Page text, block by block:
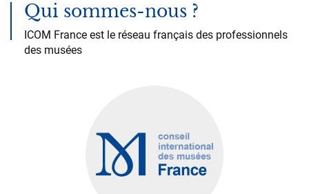
Qui sommes-nous ?
ICOM France est le réseau français des professionnels
des musées